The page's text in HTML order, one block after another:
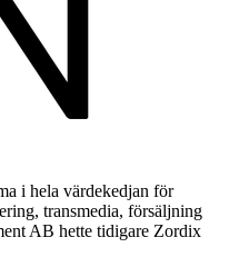
i hela värdekedjan för
transmedia, försäljning
AB hette tidigare Zordix